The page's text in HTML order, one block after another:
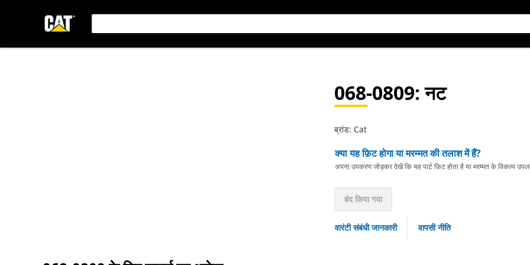
068-0809: नट
ब्रांड: Cat
क्या यह फ़िट होगा या मरम्मत की तलाश में हैं?
अपना उपकरण जोड़कर देखें कि यह पार्ट फ़िट होता है या मरम्मत के विकल्प
बंद किया गया
वारंटी संबंधी जानकारी वापसी नीति